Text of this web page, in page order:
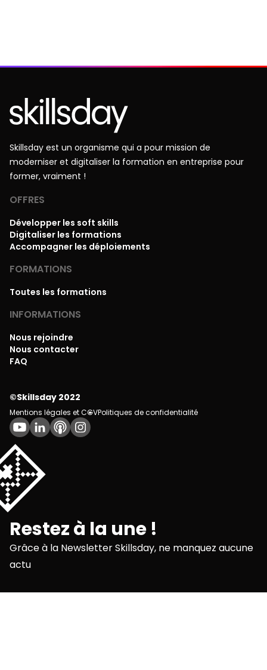
Skillsday est un organisme qui a pour mission de
moderniser et digitaliser la formation en entreprise pour
former, vraiment !
OFFRES
Développer les soft skills
Digitaliser les formations
Accompagner les déploiements
FORMATIONS
Toutes les formations
INFORMATIONS
Nous rejoindre
Nous contacter
FAQ
©Skillsday 2022
Mentions légales et CGVPolitiques de confidentialité
Restez à la une !
Grâce à la Newsletter Skillsday, ne manquez aucune
actu